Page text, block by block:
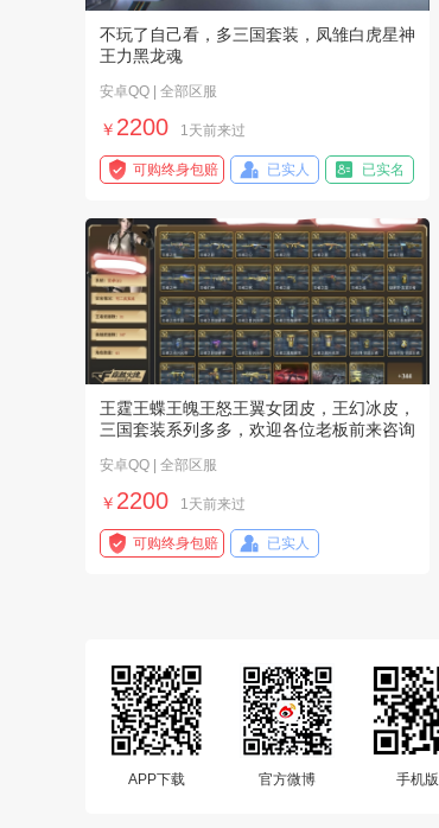
不玩了自己看，多三国套装，凤雏白虎星神
王力黑龙魂
安卓QQ | 全部区服
￥ 2200 1天前来过
可购终身包赔 已实人 已实名
王霆王蝶王魄王怒王翼女团皮，王幻冰皮，
三国套装系列多多，欢迎各位老板前来咨询
安卓QQ | 全部区服
￥ 2200 1天前来过
可购终身包赔 已实人
APP下载 官方微博 手机版